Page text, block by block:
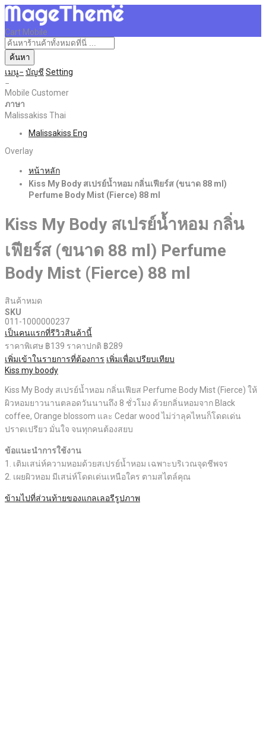
Cart Mobile
ค้นหา
เมนู บัญชี Setting
Mobile Customer
ภาษา
Malissakiss Thai
Malissakiss Eng
Overlay
หน้าหลัก
Kiss My Body สเปรย์น้ำหอม กลิ่นเฟียร์ส (ขนาด 88 ml)
Perfume Body Mist (Fierce) 88 ml
Kiss My Body สเปรย์น้ำหอม กลิ่น
เฟียร์ส (ขนาด 88 ml) Perfume
Body Mist (Fierce) 88 ml
สินค้าหมด
SKU
011-1000000237
เป็นคนแรกที่รีวิวสินค้านี้
ราคาพิเศษ ฿139 ราคาปกติ ฿289
เพิ่มเข้าในรายการที่ต้องการ เพิ่มเพื่อเปรียบเทียบ
Kiss my boody
Kiss My Body สเปรย์น้ำหอม กลิ่นเฟียส Perfume Body Mist (Fierce) ให้
ผิวหอมยาวนานตลอดวันนานถึง 8 ชั่วโมง ด้วยกลิ่นหอมจาก Black
coffee, Orange blossom และ Cedar wood ไม่ว่าลุคไหนก็โดดเด่น
ปราดเปรียว มั่นใจ จนทุกคนต้องสยบ
ข้อแนะนำการใช้งาน
1. เติมเสน่ห์ความหอมด้วยสเปรย์น้ำหอม เฉพาะบริเวณจุดชีพจร
2. เผยผิวหอม มีเสน่ห์โดดเด่นเหนือใคร ตามสไตล์คุณ​
ข้ามไปที่ส่วนท้ายของแกลเลอรีรูปภาพ